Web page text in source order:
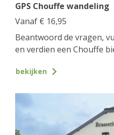
GPS Chouffe wandeling
Vanaf € 16,95
Beantwoord de vragen,
en verdien een Chouffe
bekijken